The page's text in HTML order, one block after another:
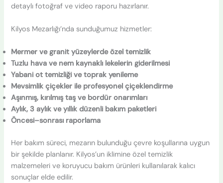
detaylı fotoğraf ve video raporu hazırlanır.
Kilyos Mezarlığı’nda sunduğumuz hizmetler:
Mermer ve granit yüzeylerde özel temizlik
Tuzlu hava ve nem kaynaklı lekelerin giderilmesi
Yabani ot temizliği ve toprak yenileme
Mevsimlik çiçekler ile profesyonel çiçeklendirme
Aşınmış, kırılmış taş ve bordür onarımları
Aylık, 3 aylık ve yıllık düzenli bakım paketleri
Öncesi–sonrası raporlama
Her bakım süreci, mezarın bulunduğu çevre koşullarına uygun
bir şekilde planlanır. Kilyos’un iklimine özel temizlik
malzemeleri ve koruyucu bakım ürünleri kullanılarak kalıcı
sonuçlar elde edilir.